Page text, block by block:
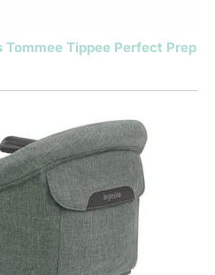
Tippee Perfect Prep